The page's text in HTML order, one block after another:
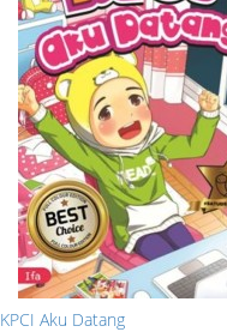
KPCI Aku Datang